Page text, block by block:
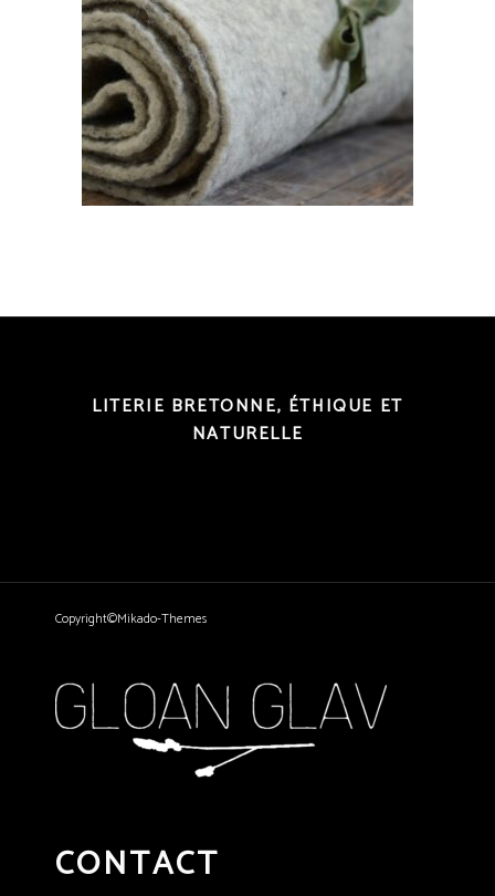
LITERIE BRETONNE, ÉTHIQUE ET
NATURELLE
Copyright©Mikado-Themes
CONTACT